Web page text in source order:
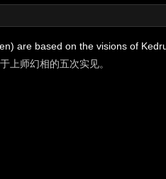
are based on the visions of
上师幻相的五次实见。
上师相，骑象）
（上师相，端坐宝座）
文殊相）
骑狮大成就者相）